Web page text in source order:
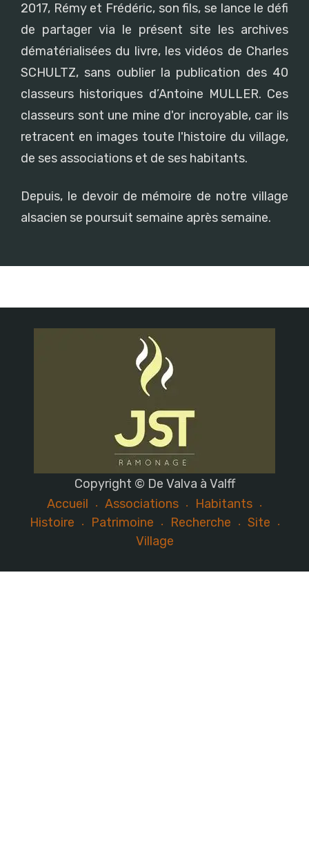
2017, Rémy et Frédéric, son fils, se lance le défi
de partager via le présent site les archives
dématérialisées du livre, les vidéos de Charles
SCHULTZ, sans oublier la publication des 40
classeurs historiques d’Antoine MULLER. Ces
classeurs sont une mine d'or incroyable, car ils
retracent en images toute l'histoire du village,
de ses associations et de ses habitants.
Depuis, le devoir de mémoire de notre village
alsacien se poursuit semaine après semaine.
Copyright © De Valva à Valff
Accueil
Associations
Habitants
Histoire
Patrimoine Recherche
Site
Village